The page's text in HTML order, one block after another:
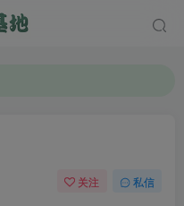
实时查看最新站点。
关注 私信